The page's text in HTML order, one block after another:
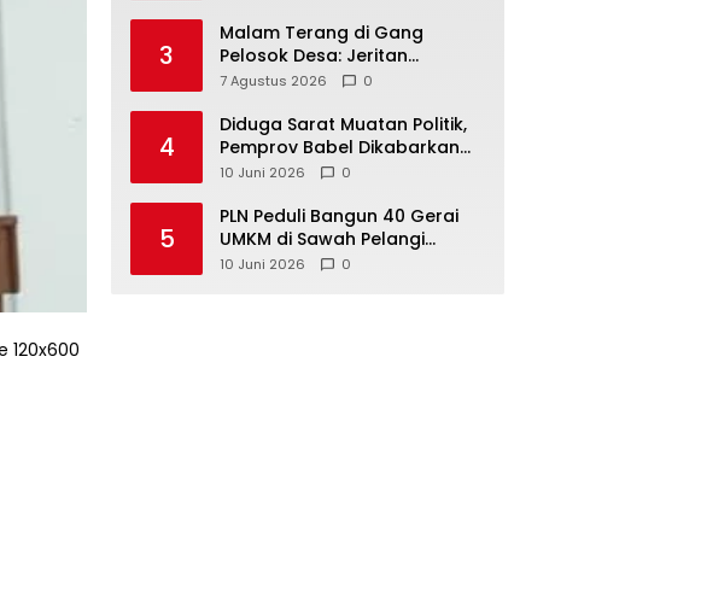
3
Malam Terang di Gang
Pelosok Desa: Jeritan
Harapan Ketua APDESI
Babel
7 Agustus 2026 0
4
‎Diduga Sarat Muatan Politik,
Pemprov Babel Dikabarkan
Lakukan Rotasi Besar-
10 Juni 2026 0
5
‎PLN Peduli Bangun 40 Gerai
UMKM di Sawah Pelangi
Namang, Dorong
10 Juni 2026 0